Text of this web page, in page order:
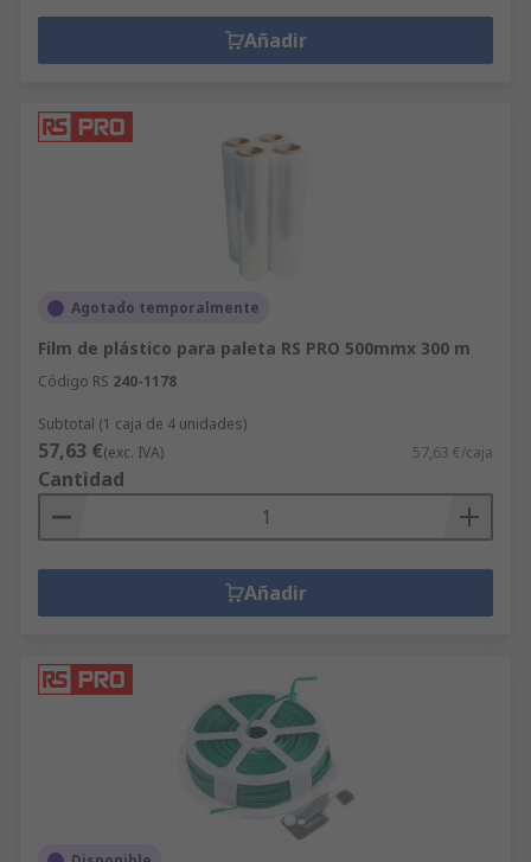
Añadir
Agotado temporalmente
Film de plástico para paleta RS PRO 500mmx 300 m
Código RS 240-1178
Subtotal (1 caja de 4 unidades)
57,63 €(exc. IVA) 57,63 €/caja
Cantidad
Añadir